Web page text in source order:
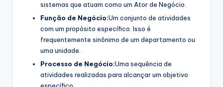
sistemas que atuam como um Ator de Negócio.
Função de Negócio:Um conjunto de atividades
com um propósito específico. Isso é
frequentemente sinônimo de um departamento ou
uma unidade.
Processo de Negócio:Uma sequência de
atividades realizadas para alcançar um objetivo